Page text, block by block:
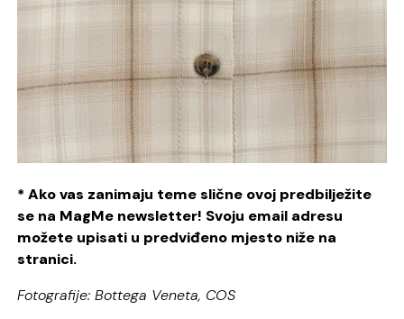
* Ako vas zanimaju teme slične ovoj predbilježite
se na MagMe newsletter! Svoju email adresu
možete upisati u predviđeno mjesto niže na
stranici.
Fotografije: Bottega Veneta, COS